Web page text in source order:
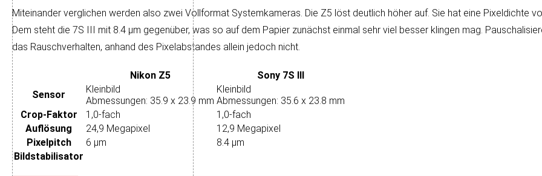
Miteinander verglichen werden also zwei Voll­format System­kameras. Die Z5 löst deut­lich höher auf. Sie hat eine Pixel­dichte
Dem steht die 7S III mit 8.4 µm ge­gen­über, was so auf dem Papier zu­nächst ein­mal sehr viel bes­ser klin­gen mag.
das Rausch­ver­hal­ten, an­hand des Pixel­ab­stan­des allein je­doch nicht.
Nikon Z5
Sony 7S III
Sensor
Kleinbild
Abmessungen: 35.9 x 23.9 mm
Kleinbild
Abmessungen: 35.6 x 23.8 mm
Crop-Faktor
1,0-fach
1,0-fach
Auflösung
24,9 Megapixel
12,9 Megapixel
Pixelpitch
6 µm
8.4 µm
Bildstabilisator